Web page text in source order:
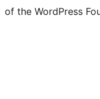
of the WordPress